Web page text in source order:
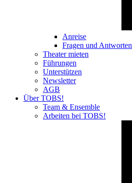
Anreise
Fragen und Antworten
Theater mieten
Führungen
Unterstützen
Newsletter
AGB
Über TOBS!
Team & Ensemble
Arbeiten bei TOBS!